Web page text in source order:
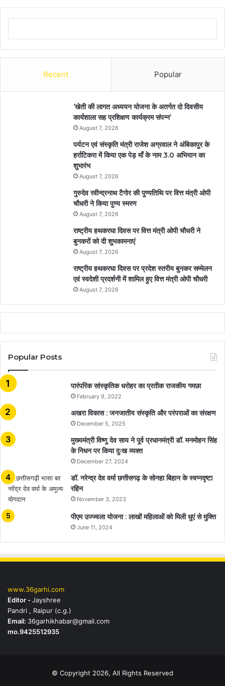
Recent Popular
’खेती की लागत अध्ययन योजना के अतर्गत दो दिवसीय
कार्यशाला सह प्रशिक्षण कार्यक्रम संपन्न’
August 7, 2026
पर्यटन एवं संस्कृति मंत्री राजेश अग्रवाल ने अंबिकापुर के
हर्राटिकरा में किया एक पेड़ माँ के नाम 3.0 अभियान का
शुभारंभ
August 7, 2026
गुरुदेव रवीन्द्रनाथ टैगोर की पुण्यतिथि पर वित्त मंत्री ओपी
चौधरी ने किया पुण्य स्मरण
August 7, 2026
राष्ट्रीय हथकरघा दिवस पर वित्त मंत्री ओपी चौधरी ने
बुनकरों को दी शुभकामनाएं
August 7, 2026
राष्ट्रीय हथकरघा दिवस पर प्रदेश स्तरीय बुनकर सम्मेलन
एवं स्वदेशी प्रदर्शनी में शामिल हुए वित्त मंत्री ओपी चौधरी
August 7, 2026
Popular Posts
​​​​​​​पारंपरिक सांस्कृतिक धरोहर का प्रतीक राजकीय गमछा
February 9, 2022
अखरा विकास : जनजातीय संस्कृति और परंपराओं का संरक्षण
December 5, 2025
मुख्यमंत्री विष्णु देव साय ने पूर्व प्रधानमंत्री डॉ. मनमोहन सिंह
के निधन पर किया दुःख व्यक्त
December 27, 2024
डॉ. नरेन्द्र देव वर्मा छत्तीसगढ़ के सोनहा बिहान के स्वप्नदृष्टा
रहिन
November 3, 2023
पीएम उज्ज्वला योजना : लाखों महिलाओं को मिली धुएं से मुक्ति
June 11, 2024
www.36garhi.com
Editor -Jayshree
Pandri , Raipur (c.g.)
Email: 36garhikhabar@gmail.com
mo.9425512935
© Copyright 2026, All Rights Reserved